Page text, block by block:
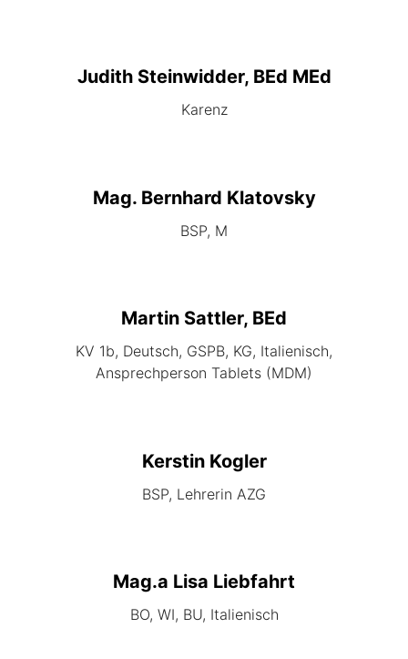
Judith Steinwidder, BEd MEd
Karenz
Mag. Bernhard Klatovsky
BSP, M
Martin Sattler, BEd
KV 1b, Deutsch, GSPB, KG, Italienisch,
Ansprechperson Tablets (MDM)
Kerstin Kogler
BSP, Lehrerin AZG
Mag.a Lisa Liebfahrt
BO, WI, BU, Italienisch